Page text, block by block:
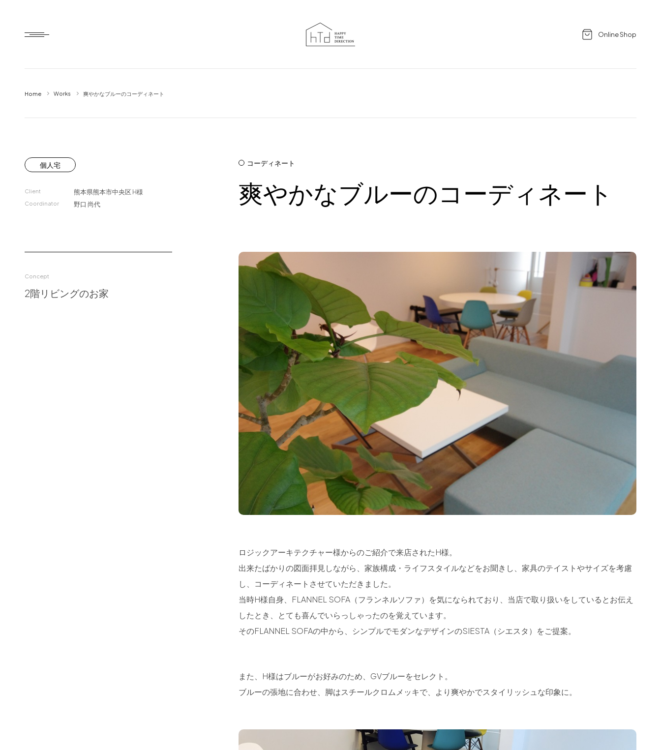
Home
HTD style
Item
News
for Business
Recruit
Online Shop
Home Works 爽やかなブルーのコーディネート
コーディネート
爽やかなブルーのコーディネート
個人宅
Client 熊本県熊本市中央区 H様
Coordinator 野口 尚代
Concept
2階リビングのお家
ロジックアーキテクチャー様からのご紹介で来店されたH様。
出来たばかりの図面拝見しながら、家族構成・ライフスタイルなどをお聞きし、家具のテイストやサイズを考慮
し、コーディネートさせていただきました。
当時H様自身、FLANNEL SOFA（フランネルソファ）を気になられており、当店で取り扱いをしているとお伝え
したとき、とても喜んでいらっしゃったのを覚えています。
そのFLANNEL SOFAの中から、シンプルでモダンなデザインのSIESTA（シエスタ）をご提案。
また、H様はブルーがお好みのため、GVブルーをセレクト。
ブルーの張地に合わせ、脚はスチールクロムメッキで、より爽やかでスタイリッシュな印象に。